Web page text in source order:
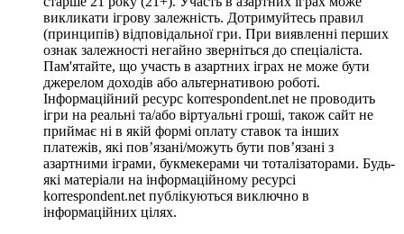
викликати ігрову залежність. Дотримуйтесь правил
(принципів) відповідальної гри. При виявленні перших
ознак залежності негайно зверніться до спеціаліста.
Пам'ятайте, що участь в азартних іграх не може бути
джерелом доходів або альтернативою роботі.
Інформаційний ресурс korrespondent.net не проводить
ігри на реальні та/або віртуальні гроші, також сайт не
приймає ні в якій формі оплату ставок та інших
платежів, які пов’язані/можуть бути пов’язані з
азартними іграми, букмекерами чи тоталізаторами. Будь-
які матеріали на інформаційному ресурсі
korrespondent.net публікуються виключно в
інформаційних цілях.